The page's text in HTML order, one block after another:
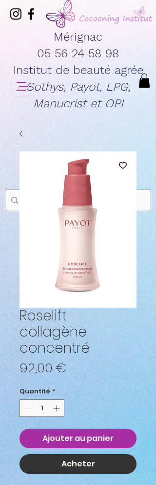
Mérignac
05 56 24 58 98
Institut de beauté agrée
Sothys, Payot, LPG,
Manucrist et OPI
Roselift
collagène
concentré
92,00 €
Quantité *
Ajouter au panier
Acheter